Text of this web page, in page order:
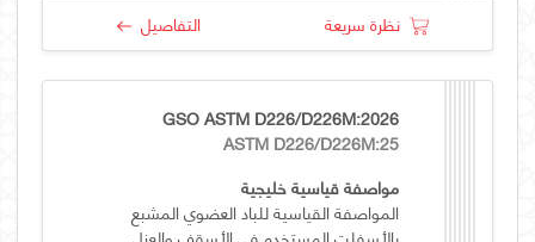
نظرة سريعة التفاصيل
GSO ASTM D226/D226M:2026
ASTM D226/D226M:25
مواصفة قياسية خليجية
المواصفة القياسية للباد العضوي المشبع